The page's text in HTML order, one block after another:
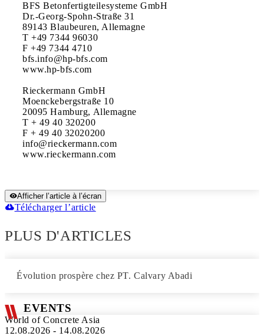
BFS Betonfertigteilesysteme GmbH
Dr.-Georg-Spohn-Straße 31
89143 Blaubeuren, Allemagne
T +49 7344 96030
F +49 7344 4710
bfs.info@hp-bfs.com
www.hp-bfs.com
Rieckermann GmbH
Moenckebergstraße 10
20095 Hamburg, Allemagne
T + 49 40 320200
F + 49 40 32020200
info@rieckermann.com
www.rieckermann.com
Afficher l’article à l’écran
Télécharger l’article
PLUS D'ARTICLES
Évolution prospère chez PT. Calvary Abadi
EVENTS
World of Concrete Asia
12.08.2026 - 14.08.2026